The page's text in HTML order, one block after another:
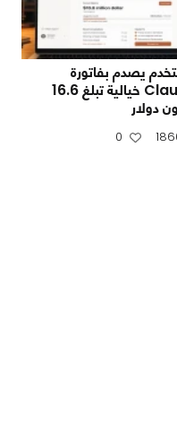
يصدم بفاتورة
Claude خيالية تبلغ 16.6
دولار
0